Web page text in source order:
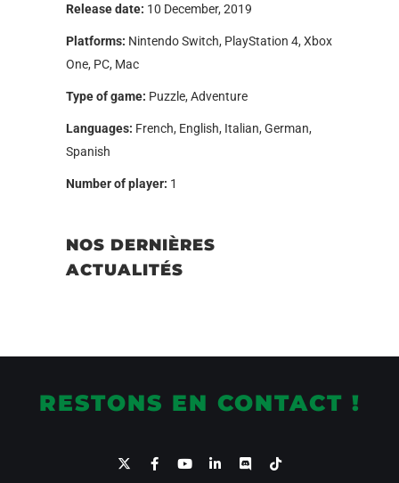
Release date: 10 December, 2019
Platforms: Nintendo Switch, PlayStation 4, Xbox
One, PC, Mac
Type of game: Puzzle, Adventure
Languages: French, English, Italian, German,
Spanish
Number of player: 1
NOS DERNIÈRES
ACTUALITÉS
RESTONS EN CONTACT !